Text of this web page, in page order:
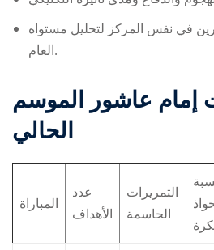
في نفس المركز لتحليل مستواه
العام.
إمام عاشورالموسم
الحالي
المباراة
عدد
الأهداف
التمريرات
الحاسمة